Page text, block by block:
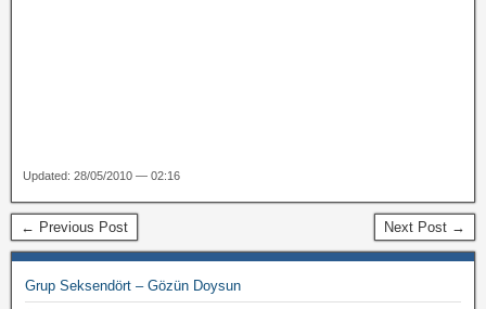
Updated: 28/05/2010 — 02:16
← Previous Post Next Post →
Grup Seksendört – Gözün Doysun